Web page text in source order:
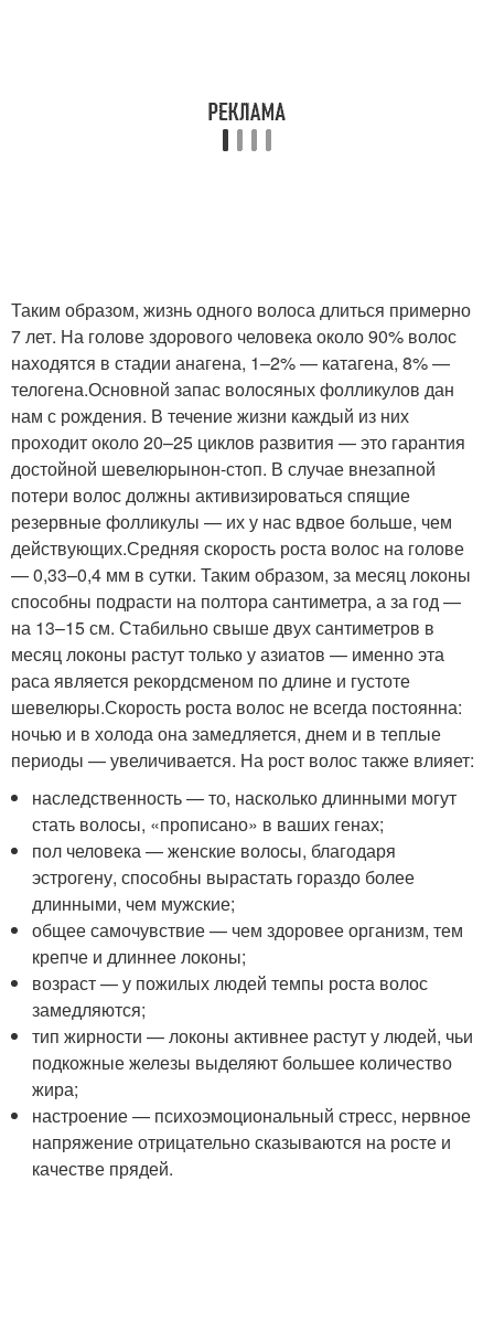
Таким образом, жизнь одного волоса длиться примерно
7 лет. На голове здорового человека около 90% волос
находятся в стадии анагена, 1–2% — катагена, 8% —
телогена.Основной запас волосяных фолликулов дан
нам с рождения. В течение жизни каждый из них
проходит около 20–25 циклов развития — это гарантия
достойной шевелюрынон-стоп. В случае внезапной
потери волос должны активизироваться спящие
резервные фолликулы — их у нас вдвое больше, чем
действующих.Средняя скорость роста волос на голове
— 0,33–0,4 мм в сутки. Таким образом, за месяц локоны
способны подрасти на полтора сантиметра, а за год —
на 13–15 см. Стабильно свыше двух сантиметров в
месяц локоны растут только у азиатов — именно эта
раса является рекордсменом по длине и густоте
шевелюры.Скорость роста волос не всегда постоянна:
ночью и в холода она замедляется, днем и в теплые
периоды — увеличивается. На рост волос также влияет:
наследственность — то, насколько длинными могут
стать волосы, «прописано» в ваших генах;
пол человека — женские волосы, благодаря
эстрогену, способны вырастать гораздо более
длинными, чем мужские;
общее самочувствие — чем здоровее организм, тем
крепче и длиннее локоны;
возраст — у пожилых людей темпы роста волос
замедляются;
тип жирности — локоны активнее растут у людей, чьи
подкожные железы выделяют большее количество
жира;
настроение — психоэмоциональный стресс, нервное
напряжение отрицательно сказываются на росте и
качестве прядей.